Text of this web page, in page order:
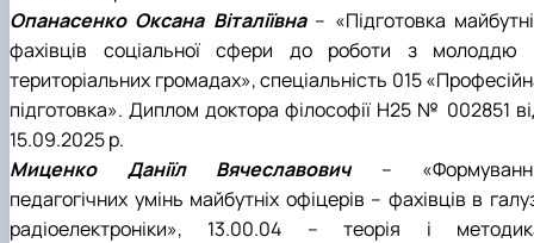
Опанасенко Оксана Віталіївна– «Підготовка
фахівців соціальної сфери до роботи з молоддю
територіальних громадах», спеціальність 015
підготовка». Диплом доктора філософії H25 № 002851
15.09.2025 р.
Миценко Даніїл Вячеславович–
педагогічних умінь майбутніх офіцерів – фахівців в
радіоелектроніки», 13.00.04 – теорія і